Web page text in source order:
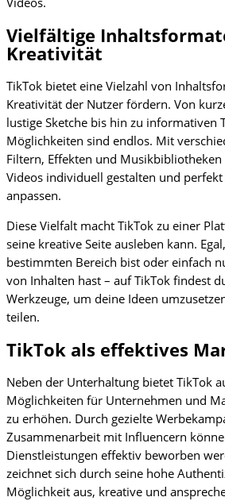
Vielfältige
Kreativität
TikTok bietet eine Vielzahl von
Kreativität der Nutzer fördern. Von
lustige Sketche bis hin zu informativen
Möglichkeiten sind endlos. Mit
Filtern, Effekten und
Videos individuell gestalten und
anpassen.
Diese Vielfalt macht TikTok zu einer
seine kreative Seite ausleben kann.
bestimmten Bereich bist oder einfach
von Inhalten hast – auf TikTok findest
Werkzeuge, um deine Ideen
teilen.
TikTok als effektives
Neben der Unterhaltung bietet TikTok
Möglichkeiten für Unternehmen und
zu erhöhen. Durch gezielte
Zusammenarbeit mit Influencern
Dienstleistungen effektiv beworben
zeichnet sich durch seine hohe
Möglichkeit aus, kreative und